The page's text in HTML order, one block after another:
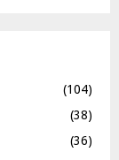
(104)
(38)
(36)